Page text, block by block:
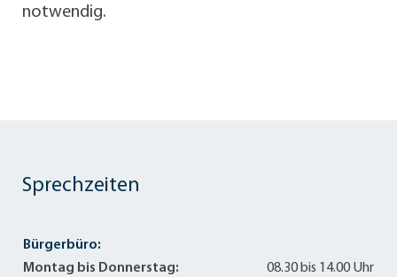
notwendig.
Sprechzeiten
Bürgerbüro:
Montag bis Donnerstag:
08.30 bis 14.00 Uhr